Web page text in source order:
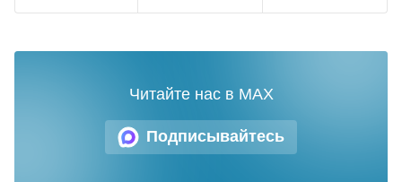
Подписывайтесь
Читайте нас в MAX